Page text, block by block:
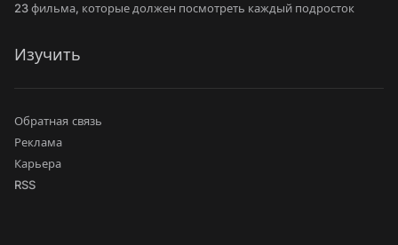
23 фильма, которые должен посмотреть каждый подросток
Изучить
Обратная связь
Реклама
Карьера
RSS